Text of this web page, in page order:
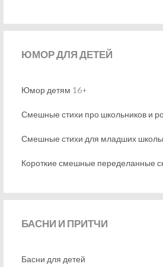
ЮМОРДЛЯ ДЕТЕЙ
Юмор детям 16+
Смешные стихи про школьников и
Смешные стихи для младших
Короткие смешные переделанные
БАСНИ И ПРИТЧИ
Басни для детей